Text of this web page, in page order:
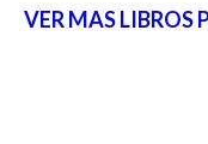
VER MAS LIBROS